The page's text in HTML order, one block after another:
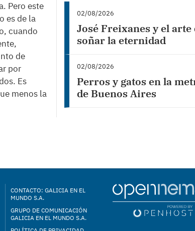
Pero este
es de la
cuando
de
por
Es
menos la
02/08/2026
José Freixanes y el arte
soñar la eternidad
02/08/2026
Perros y gatos en la
de Buenos Aires
CONTACTO: GALICIA EN EL
MUNDO S.A.
GRUPO DE COMUNICACIÓN
GALICIA EN EL MUNDO S.A.